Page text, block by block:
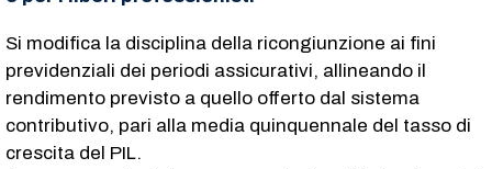
Si modifica la disciplina della ricongiunzione ai fini
previdenziali dei periodi assicurativi, allineando il
rendimento previsto a quello offerto dal sistema
contributivo, pari alla media quinquennale del tasso di
crescita del PIL.